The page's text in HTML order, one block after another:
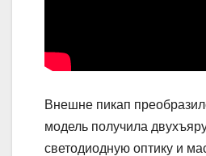
Внешне пикап
модель получила
светодиодную оптику и